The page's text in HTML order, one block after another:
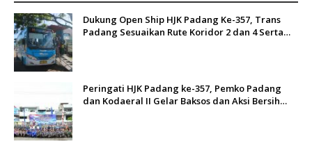
Dukung Open Ship HJK Padang Ke-357, Trans
Padang Sesuaikan Rute Koridor 2 dan 4 Serta
Peringati HJK Padang ke-357, Pemko Padang
dan Kodaeral II Gelar Baksos dan Aksi Bersih